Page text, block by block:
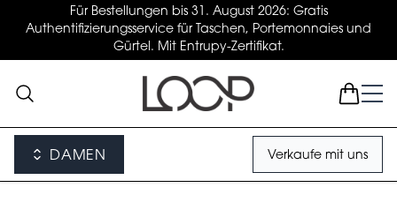
Für Bestellungen bis 31. August 2026: Gratis
Authentifizierungsservice für Taschen, Portemonnaies und
Gürtel. Mit Entrupy-Zertifikat.
DAMEN Verkaufe mit uns